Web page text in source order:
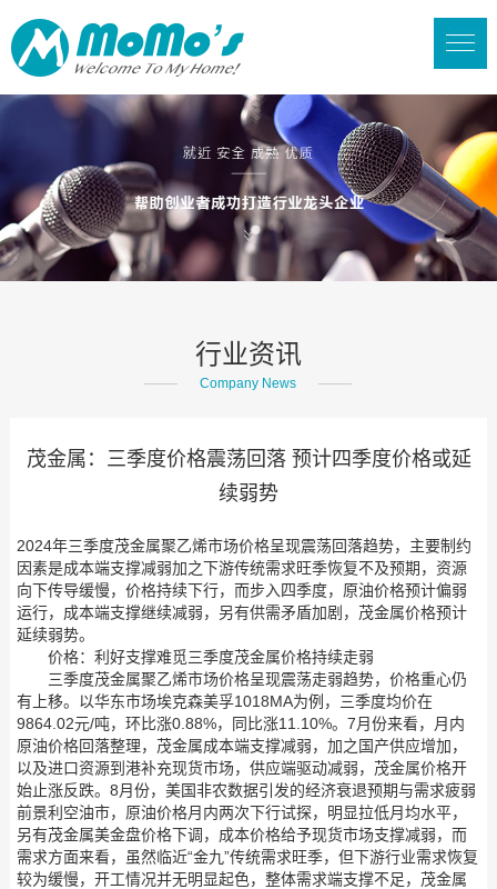
行业资讯
Company News
茂金属：三季度价格震荡回落 预计四季度价格或延
续弱势
2024年三季度茂金属聚乙烯市场价格呈现震荡回落趋势，主要制约
因素是成本端支撑减弱加之下游传统需求旺季恢复不及预期，资源
向下传导缓慢，价格持续下行，而步入四季度，原油价格预计偏弱
运行，成本端支撑继续减弱，另有供需矛盾加剧，茂金属价格预计
延续弱势。
价格：利好支撑难觅三季度茂金属价格持续走弱
三季度茂金属聚乙烯市场价格呈现震荡走弱趋势，价格重心仍
有上移。以华东市场埃克森美孚1018MA为例，三季度均价在
9864.02元/吨，环比涨0.88%，同比涨11.10%。7月份来看，月内
原油价格回落整理，茂金属成本端支撑减弱，加之国产供应增加，
以及进口资源到港补充现货市场，供应端驱动减弱，茂金属价格开
始止涨反跌。8月份，美国非农数据引发的经济衰退预期与需求疲弱
前景利空油市，原油价格月内两次下行试探，明显拉低月均水平，
另有茂金属美金盘价格下调，成本价格给予现货市场支撑减弱，而
需求方面来看，虽然临近“金九”传统需求旺季，但下游行业需求恢复
较为缓慢，开工情况并无明显起色，整体需求端支撑不足，茂金属